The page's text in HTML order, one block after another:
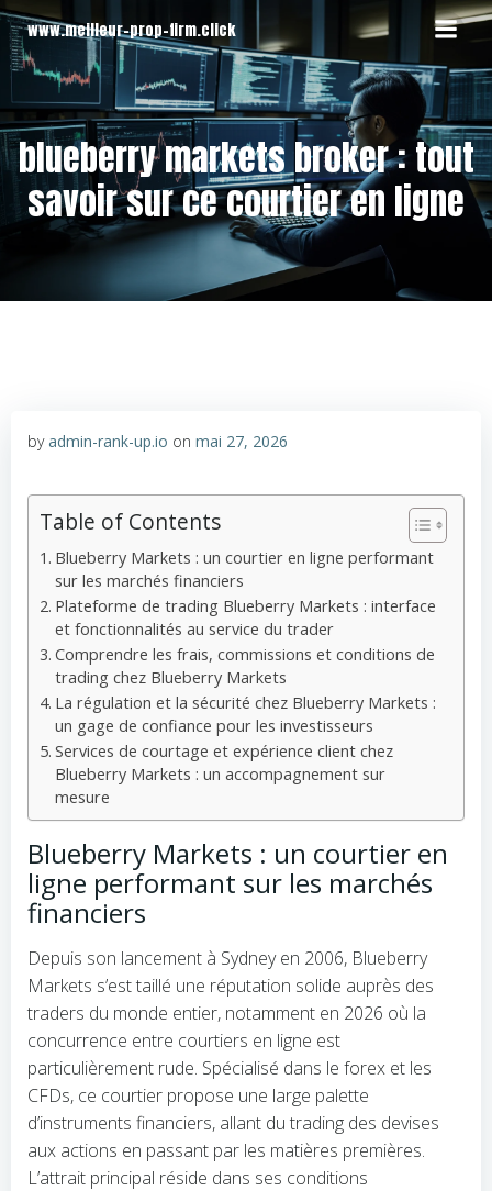
au
contenu
www.meilleur-prop-firm.click
blueberry markets broker : tout
savoir sur ce courtier en ligne
byadmin-rank-up.io on mai 27, 2026
Table of Contents
Blueberry Markets : un courtier en ligne performant
sur les marchés financiers
Plateforme de trading Blueberry Markets : interface
et fonctionnalités au service du trader
Comprendre les frais, commissions et conditions de
trading chez Blueberry Markets
La régulation et la sécurité chez Blueberry Markets :
un gage de confiance pour les investisseurs
Services de courtage et expérience client chez
Blueberry Markets : un accompagnement sur
mesure
Blueberry Markets : un courtier en
ligne performant sur les marchés
financiers
Depuis son lancement à Sydney en 2006, Blueberry
Markets s’est taillé une réputation solide auprès des
traders du monde entier, notamment en 2026 où la
concurrence entre courtiers en ligne est
particulièrement rude. Spécialisé dans le forex et les
CFDs, ce courtier propose une large palette
d’instruments financiers, allant du trading des devises
aux actions en passant par les matières premières.
L’attrait principal réside dans ses conditions